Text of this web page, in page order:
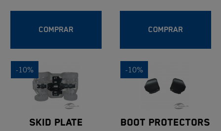
1000S
COMPRAR COMPRAR
-10%
Skid Plate
-10%
Boot Protectors